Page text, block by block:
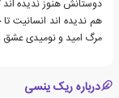
دوستانش هنوز ندیده اند
هم ندیده اند انسانیت
مرگ امید و نومیدی عشق
درباره ریک ینسی